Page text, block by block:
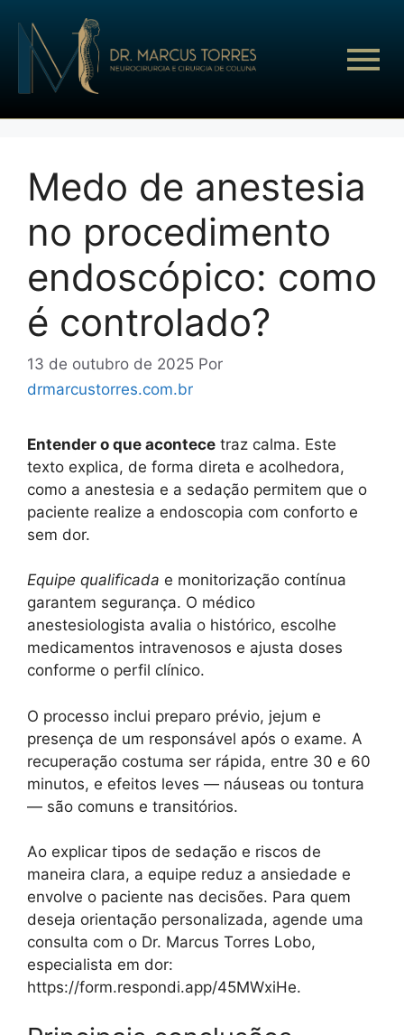
Medo de anestesia
no procedimento
endoscópico: como
é controlado?
13 de outubro de 2025 Por
drmarcustorres.com.br
Entender o que acontece traz calma. Este
texto explica, de forma direta e acolhedora,
como a anestesia e a sedação permitem que o
paciente realize a endoscopia com conforto e
sem dor.
Equipe qualificada e monitorização contínua
garantem segurança. O médico
anestesiologista avalia o histórico, escolhe
medicamentos intravenosos e ajusta doses
conforme o perfil clínico.
O processo inclui preparo prévio, jejum e
presença de um responsável após o exame. A
recuperação costuma ser rápida, entre 30 e 60
minutos, e efeitos leves — náuseas ou tontura
— são comuns e transitórios.
Ao explicar tipos de sedação e riscos de
maneira clara, a equipe reduz a ansiedade e
envolve o paciente nas decisões. Para quem
deseja orientação personalizada, agende uma
consulta com o Dr. Marcus Torres Lobo,
especialista em dor:
https://form.respondi.app/45MWxiHe.